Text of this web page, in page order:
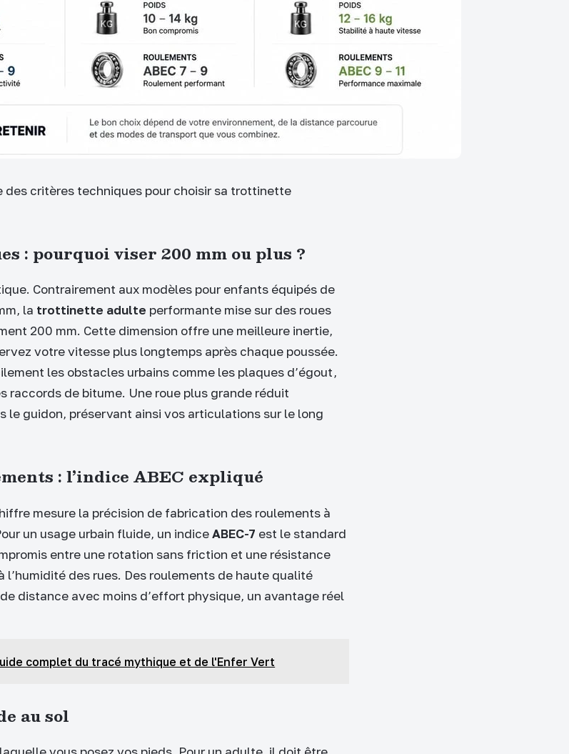
des critères techniques pour choisir sa trottinette
: pourquoi viser 200 mm ou plus ?
Contrairement aux modèles pour enfants équipés de
la trottinette adulte performante mise sur des roues
200 mm. Cette dimension offre une meilleure inertie,
votre vitesse plus longtemps après chaque poussée.
les obstacles urbains comme les plaques d’égout,
raccords de bitume. Une roue plus grande réduit
le guidon, préservant ainsi vos articulations sur le long
: l’indice ABEC expliqué
mesure la précision de fabrication des roulements à
un usage urbain fluide, un indiceABEC-7 est le standard
entre une rotation sans friction et une résistance
l’humidité des rues. Des roulements de haute qualité
distance avec moins d’effort physique, un avantage réel
complet du tracé mythique et de l'Enfer Vert
au sol